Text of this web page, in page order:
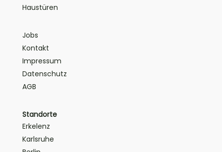
Haustüren
Jobs
Kontakt
Impressum
Datenschutz
AGB
Standorte
Erkelenz
Karlsruhe